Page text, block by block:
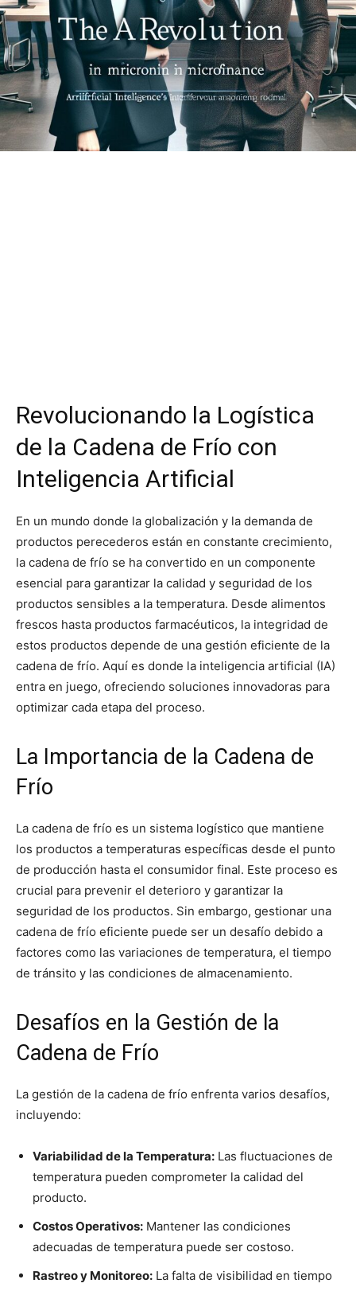
Revolucionando la Logística
de la Cadena de Frío con
Inteligencia Artificial
En un mundo donde la globalización y la demanda de
productos perecederos están en constante crecimiento,
la cadena de frío se ha convertido en un componente
esencial para garantizar la calidad y seguridad de los
productos sensibles a la temperatura. Desde alimentos
frescos hasta productos farmacéuticos, la integridad de
estos productos depende de una gestión eficiente de la
cadena de frío. Aquí es donde la inteligencia artificial (IA)
entra en juego, ofreciendo soluciones innovadoras para
optimizar cada etapa del proceso.
La Importancia de la Cadena de
Frío
La cadena de frío es un sistema logístico que mantiene
los productos a temperaturas específicas desde el punto
de producción hasta el consumidor final. Este proceso es
crucial para prevenir el deterioro y garantizar la
seguridad de los productos. Sin embargo, gestionar una
cadena de frío eficiente puede ser un desafío debido a
factores como las variaciones de temperatura, el tiempo
de tránsito y las condiciones de almacenamiento.
Desafíos en la Gestión de la
Cadena de Frío
La gestión de la cadena de frío enfrenta varios desafíos,
incluyendo:
Variabilidad de la Temperatura: Las fluctuaciones de
temperatura pueden comprometer la calidad del
producto.
Costos Operativos: Mantener las condiciones
adecuadas de temperatura puede ser costoso.
Rastreo y Monitoreo: La falta de visibilidad en tiempo